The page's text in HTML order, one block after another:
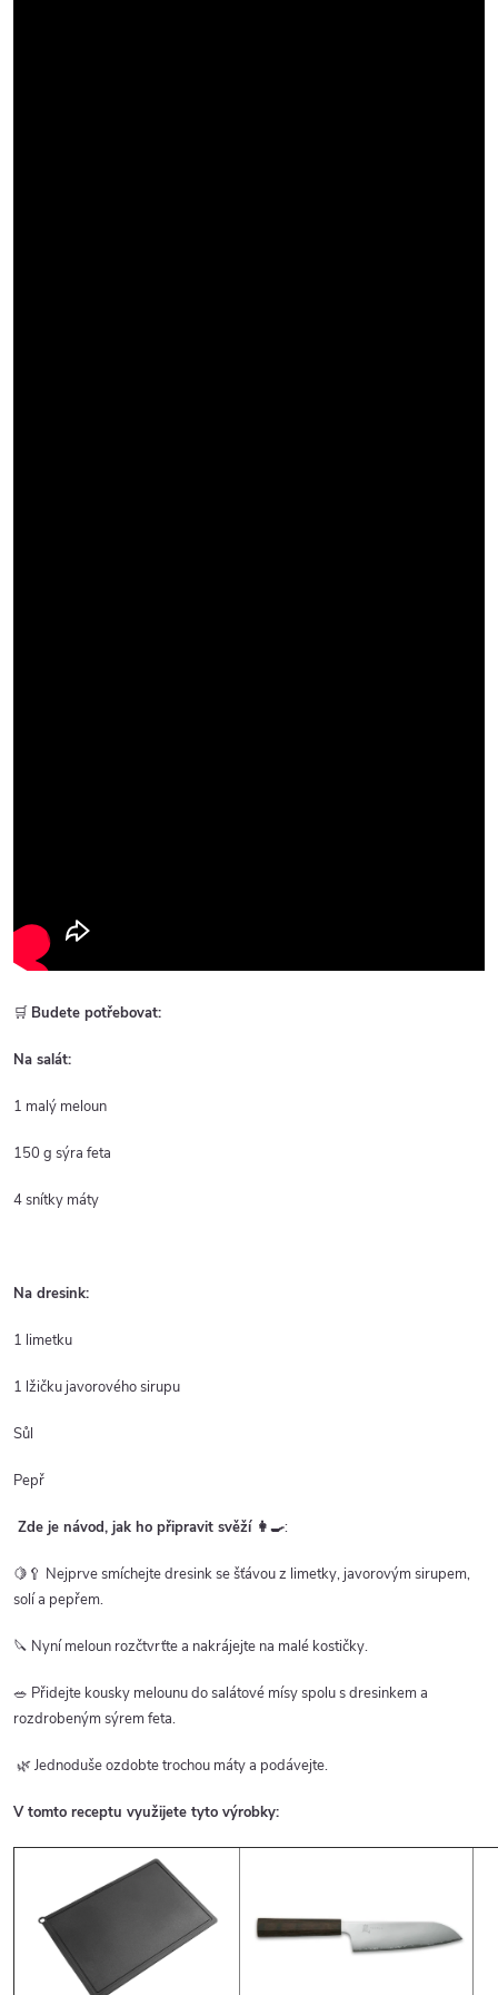
🛒 Budete potřebovat:
Na salát:
1 malý meloun
150 g sýra feta
4 snítky máty
Na dresink:
1 limetku
1 lžičku javorového sirupu
Sůl
Pepř
Zde je návod, jak ho připravit svěží 👩‍🍳:
🍋🥄 Nejprve smíchejte dresink se šťávou z limetky, javorovým sirupem,
solí a pepřem.
🔪 Nyní meloun rozčtvrťte a nakrájejte na malé kostičky.
🥗 Přidejte kousky melounu do salátové mísy spolu s dresinkem a
rozdrobeným sýrem feta.
🌿 Jednoduše ozdobte trochou máty a podávejte.
V tomto receptu využijete tyto výrobky: